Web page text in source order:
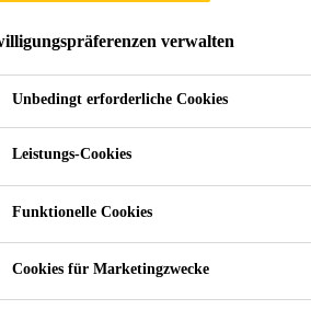
Dichtstoffgeschäft in Japan
Klebstoffsparte von
Kleb- und Dichtstoffe
Sika deutlich ihre
grossen japanischen
für die japanische
umgerechnet CHF 160
verwalten
Unbedingt erforderliche Cookies
Leistungs-Cookies
Funktionelle Cookies
Cookies für Marketingzwecke